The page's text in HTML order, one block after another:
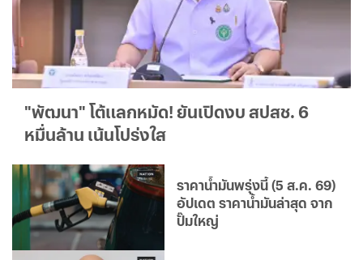
"พัฒนา" โต้แลกหมัด! ยันเปิดงบ สปสช. 6
หมื่นล้าน เน้นโปร่งใส
ราคาน้ำมันพรุ่งนี้ (5 ส.ค. 69)
อัปเดต ราคาน้ำมันล่าสุด จาก
ปั๊มใหญ่